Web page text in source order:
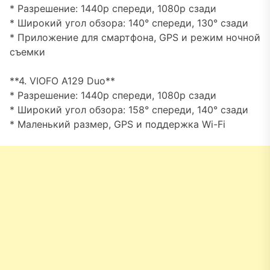
* Разрешение: 1440p спереди, 1080p сзади
* Широкий угол обзора: 140° спереди, 130° сзади
* Приложение для смартфона, GPS и режим ночной
съемки
**4. VIOFO A129 Duo**
* Разрешение: 1440p спереди, 1080p сзади
* Широкий угол обзора: 158° спереди, 140° сзади
* Маленький размер, GPS и поддержка Wi-Fi